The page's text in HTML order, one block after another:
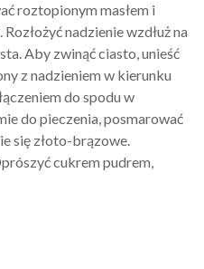
roztopionym masłem i
nadzienie wzdłuż na
Aby zwinąć ciasto, unieść
z nadzieniem w kierunku
do spodu w
do pieczenia, posmarować
się złoto-brązowe.
cukrem pudrem,